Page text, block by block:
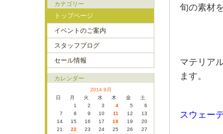
旬の素材
マテリア
ます。
スウェー
カテゴリー
トップページ
イベントのご案内
スタッフブログ
セール情報
カレンダー
2014 9月
日
月 火 水 木 金
土
1
2 3 4 5
6
7
8 9 10 11 12
13
14
15 16 17 18 19
20
21
22 23 24 25 26
27